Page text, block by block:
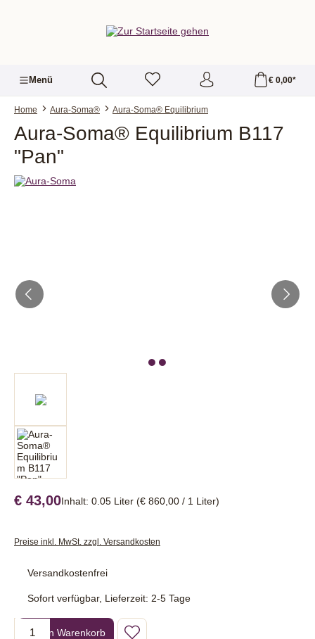
Menü € 0,00*
Home Aura-Soma® Aura-Soma® Equilibrium
Aura-Soma® Equilibrium B117
"Pan"
€ 43,00Inhalt: 0.05 Liter (€ 860,00 / 1 Liter)
Preise inkl. MwSt. zzgl. Versandkosten
Versandkostenfrei
Sofort verfügbar, Lieferzeit: 2-5 Tage
Produkt Anzahl: Gib den gewünschten Wert ein oder benutze die
In den Warenkorb